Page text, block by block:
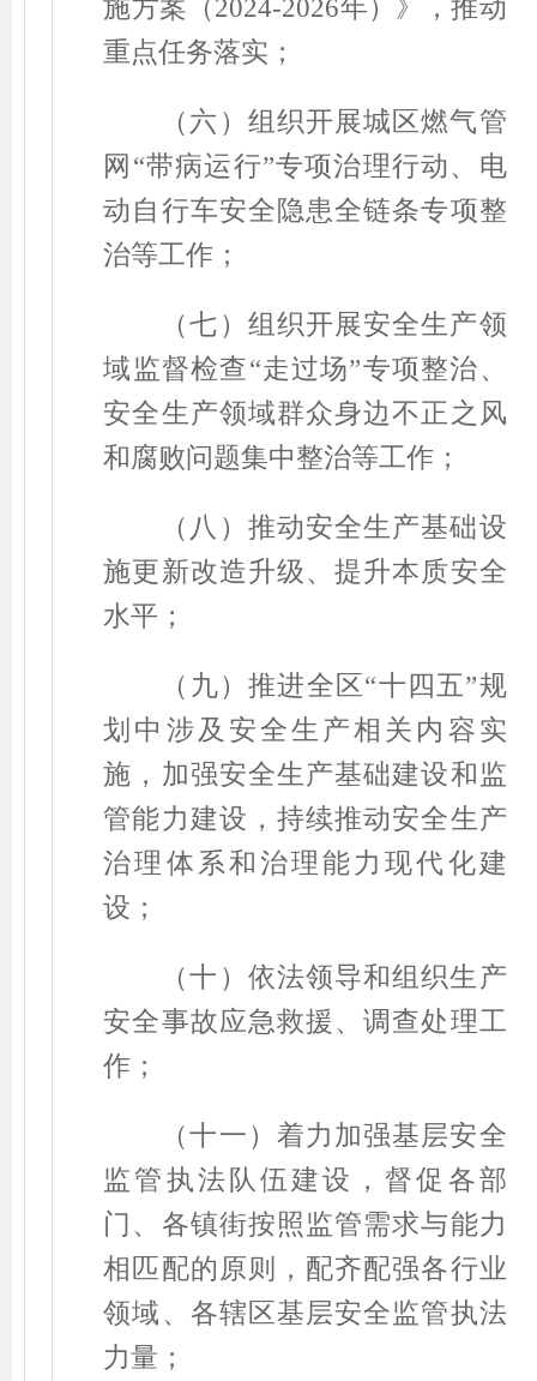
施方案（ 2024-2026年）》，推动
重点任务落实；
（六）组织开展城区燃气管
网 “带病运行”专项治理行动、电
动自行车安全隐患全链条专项整
治等工作；
（七）组织开展安全生产领
域监督检查“走过场”专项整治、
安全生产领域群众身边不正之风
和腐败问题集中整治等工作；
（八）推动安全生产基础设
施更新改造升级、提升本质安全
水平；
（九）推进全区“十四五”规
划中涉及安全生产相关内容实
施，加强安全生产基础建设和监
管能力建设，持续推动安全生产
治理体系和治理能力现代化建
设；
（十）依法领导和组织生产
安全事故应急救援、调查处理工
作；
（十一）着力加强基层安全
监管执法队伍建设，督促各部
门、各镇街按照监管需求与能力
相匹配的原则，配齐配强各行业
领域、各辖区基层安全监管执法
力量；